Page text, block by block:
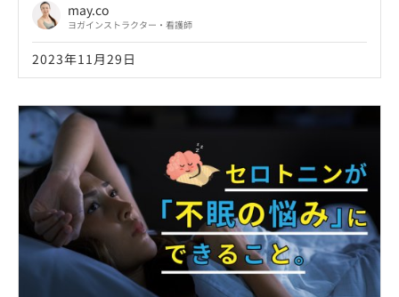
may.co
ヨガインストラクター・看護師
2023年11月29日